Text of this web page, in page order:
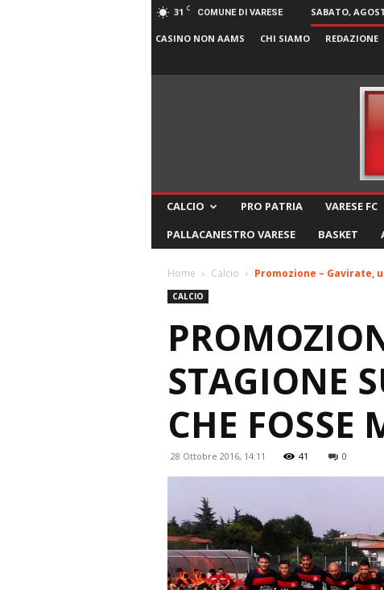
31 C COMUNE DI VARESE SABATO,
CASINO NON AAMS CHI SIAMO REDAZIONE
CALCIO PRO PATRIA VARESE FC
PALLACANESTRO VARESE
BASKET
Home Calcio Promozione – Gavirate,
CALCIO
STAGIONE
CHE FOSSE
28 Ottobre 2016, 14:11 41 0